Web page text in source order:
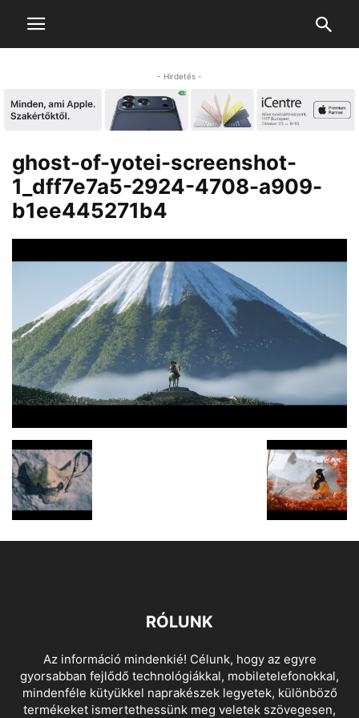
- Hirdetés -
ghost-of-yotei-screenshot-
1_dff7e7a5-2924-4708-a909-
b1ee445271b4
RÓLUNK
Az információ mindenkié! Célunk, hogy az egyre
gyorsabban fejlődő technológiákkal, mobiletelefonokkal,
mindenféle kütyükkel naprakészek legyetek, különböző
termékeket ismertethessünk meg veletek szövegesen,